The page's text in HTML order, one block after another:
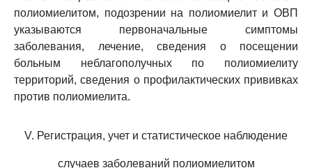
полиомиелитом, подозрении на полиомиелит и ОВП
указываются первоначальные симптомы
заболевания, лечение, сведения о посещении
больным неблагополучных по полиомиелиту
территорий, сведения о профилактических прививках
против полиомиелита.
V. Регистрация, учет и статистическое наблюдение
случаев заболеваний полиомиелитом